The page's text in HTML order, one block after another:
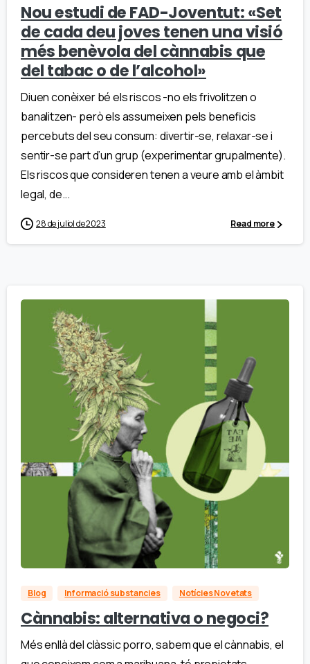
Nou estudi de FAD-Joventut: «Set
de cada deu joves tenen una visió
més benèvola del cànnabis que
del tabac o de l’alcohol»
Diuen conèixer bé els riscos -no els frivolitzen o
banalitzen- però els assumeixen pels beneficis
percebuts del seu consum: divertir-se, relaxar-se i
sentir-se part d’un grup (experimentar grupalmente).
Els riscos que consideren tenen a veure amb el àmbit
legal, de...
28 de juliol de 2023 Read more
Blog Informació substancies Notícies Novetats
Cànnabis: alternativa o negoci?
Més enllà del clàssic porro, sabem que el cànnabis, el